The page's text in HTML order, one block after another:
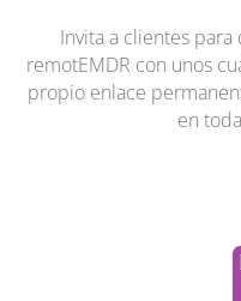
Invita a clientes para
remotEMDR con unos
propio enlace
en